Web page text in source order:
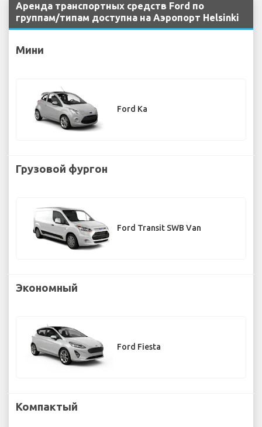
Аренда транспортных средств Ford по
группам/типам доступна на Аэропорт Helsinki
Мини
Ford Ka
Грузовой фургон
Ford Transit SWB Van
Экономный
Ford Fiesta
Компактый